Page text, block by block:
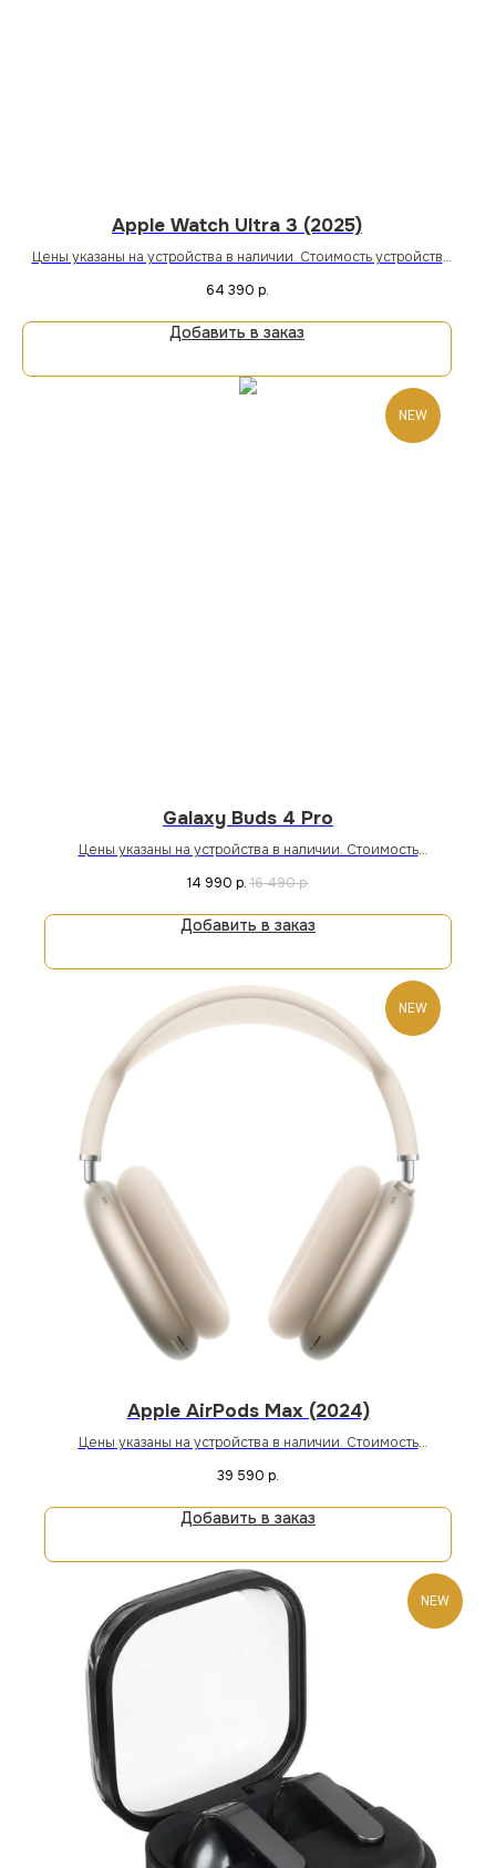
Apple Watch Ultra 3 (2025)
Цены указаны на устройства в наличии. Стоимость устройств
64 390 р.
Добавить в заказ
NEW
Galaxy Buds 4 Pro
Цены указаны на устройства в наличии. Стоимость
онлайн.
14 990 р. 16 490р.
Добавить в заказ
NEW
Apple AirPods Max (2024)
Цены указаны на устройства в наличии. Стоимость
онлайн.
39 590 р.
Добавить в заказ
NEW